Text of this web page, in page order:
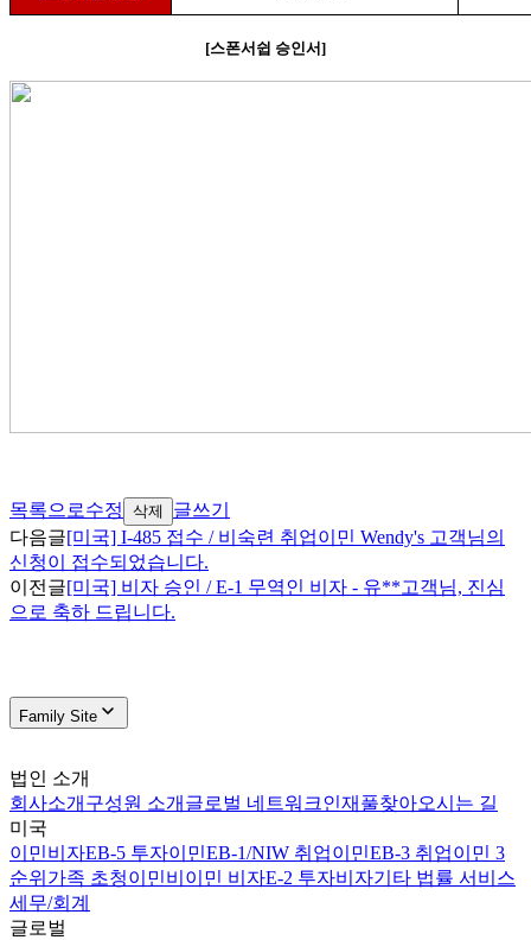
[스폰서쉽 승인서]
목록으로수정 삭제
글쓰기
다음글[미국] I-485 접수 / 비숙련 취업이민 Wendy's 고객님의
신청이 접수되었습니다.
이전글[미국] 비자 승인 / E-1 무역인 비자 - 유**고객님, 진심
으로 축하 드립니다.
Family Site
법인 소개
회사소개 구성원 소개 글로벌 네트워크인재풀찾아오시는 길
미국
이민비자EB-5 투자이민EB-1/NIW 취업이민EB-3 취업이민 3
순위 가족 초청이민비이민 비자E-2 투자비자기타 법률 서비스
세무/회계
글로벌